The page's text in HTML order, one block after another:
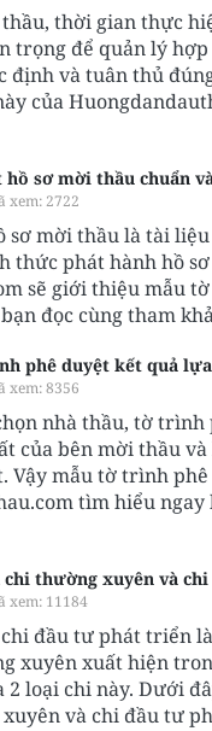
thời gian thực
trọng để quản lý
định và tuân thủ
của
sơ mời thầu chuẩn
xem: 2722
sơ mời thầu là tài
thức phát hành hồ
sẽ giới thiệu mẫu
đọc cùng tham
phê duyệt kết quả
xem: 8356
nhà thầu, tờ
của bên mời thầu
Vậy mẫu tờ trình
tìm hiểu
thường xuyên và
xem: 11184
đầu tư phát triển
xuyên xuất hiện
loại chi này. Dưới
và chi đầu tư